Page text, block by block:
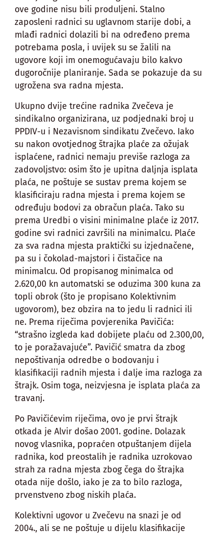
ove godine nisu bili produljeni. Stalno
zaposleni radnici su uglavnom starije dobi, a
mlađi radnici dolazili bi na određeno prema
potrebama posla, i uvijek su se žalili na
ugovore koji im onemogućavaju bilo kakvo
dugoročnije planiranje. Sada se pokazuje da su
ugrožena sva radna mjesta.
Ukupno dvije trećine radnika Zvečeva je
sindikalno organizirana, uz podjednaki broj u
PPDIV-u i Nezavisnom sindikatu Zvečevo. Iako
su nakon ovotjednog štrajka plaće za ožujak
isplaćene, radnici nemaju previše razloga za
zadovoljstvo: osim što je upitna daljnja isplata
plaća, ne poštuje se sustav prema kojem se
klasificiraju radna mjesta i prema kojem se
određuju bodovi za obračun plaća. Tako su
prema Uredbi o visini minimalne plaće iz 2017.
godine svi radnici završili na minimalcu. Plaće
za sva radna mjesta praktički su izjednačene,
pa su i čokolad-majstori i čistačice na
minimalcu. Od propisanog minimalca od
2.620,00 kn automatski se oduzima 300 kuna za
topli obrok (što je propisano Kolektivnim
ugovorom), bez obzira na to jedu li radnici ili
ne. Prema riječima povjerenika Pavičića:
“strašno izgleda kad dobijete plaću od 2.300,00,
to je poražavajuće”. Pavičić smatra da zbog
nepoštivanja odredbe o bodovanju i
klasifikaciji radnih mjesta i dalje ima razloga za
štrajk. Osim toga, neizvjesna je isplata plaća za
travanj.
Po Pavičićevim riječima, ovo je prvi štrajk
otkada je Alvir došao 2001. godine. Dolazak
novog vlasnika, popraćen otpuštanjem dijela
radnika, kod preostalih je radnika uzrokovao
strah za radna mjesta zbog čega do štrajka
otada nije došlo, iako je za to bilo razloga,
prvenstveno zbog niskih plaća.
Kolektivni ugovor u Zvečevu na snazi je od
2004., ali se ne poštuje u dijelu klasifikacije